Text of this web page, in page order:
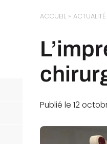
ACCUEIL »
Publié le 12